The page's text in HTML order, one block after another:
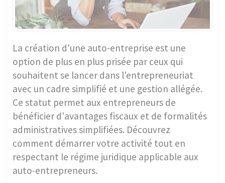
La création d'une auto-entreprise est une
option de plus en plus prisée par ceux qui
souhaitent se lancer dans l'entrepreneuriat
avec un cadre simplifié et une gestion allégée.
Ce statut permet aux entrepreneurs de
bénéficier d'avantages fiscaux et de formalités
administratives simplifiées. Découvrez
comment démarrer votre activité tout en
respectant le régime juridique applicable aux
auto-entrepreneurs.